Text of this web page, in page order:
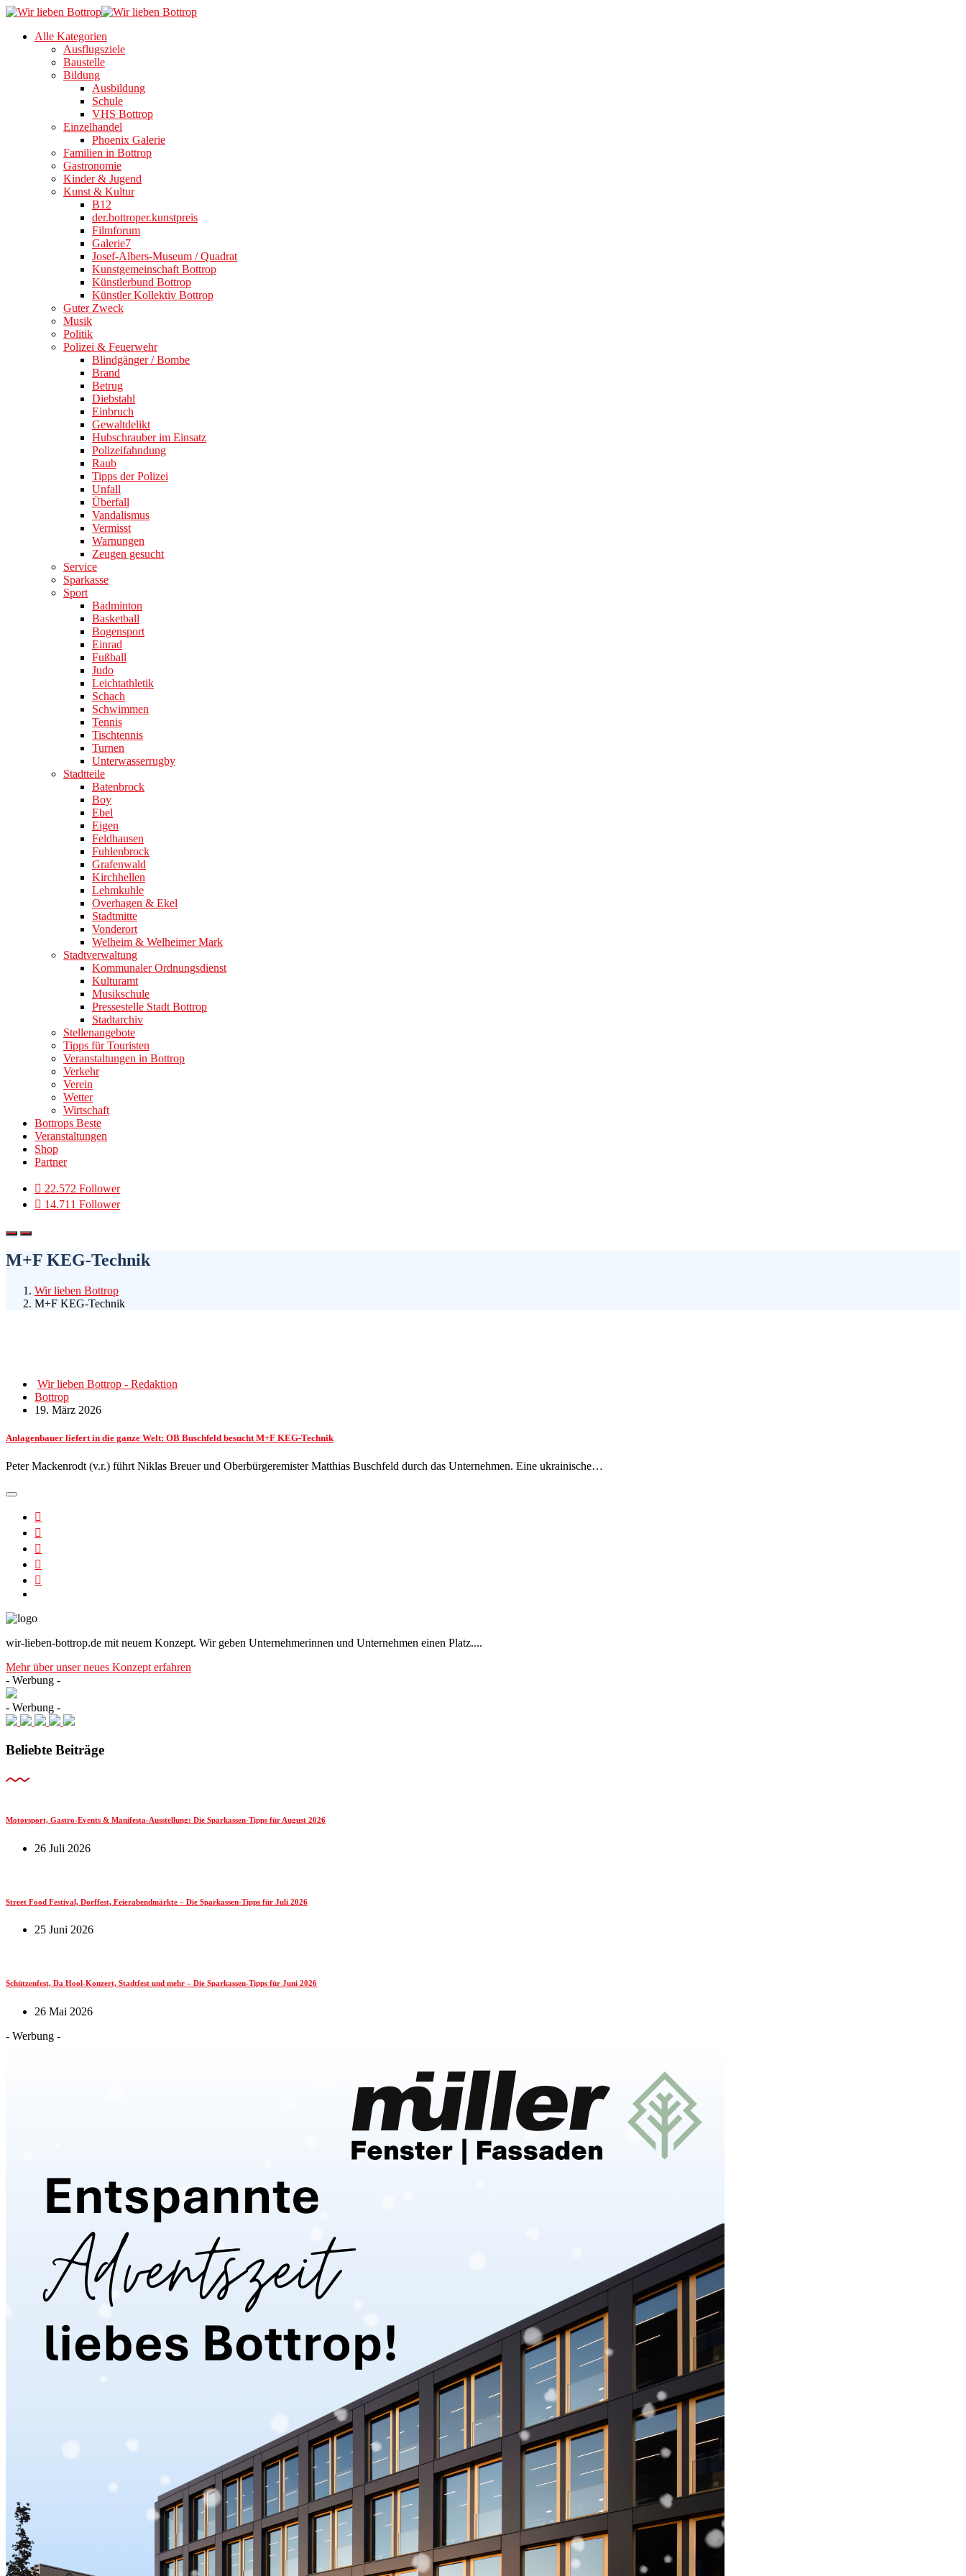
Alle Kategorien
Ausflugsziele
Baustelle
Bildung
Ausbildung
Schule
VHS Bottrop
Einzelhandel
Phoenix Galerie
Familien in Bottrop
Gastronomie
Kinder & Jugend
Kunst & Kultur
B12
der.bottroper.kunstpreis
Filmforum
Galerie7
Josef-Albers-Museum / Quadrat
Kunstgemeinschaft Bottrop
Künstlerbund Bottrop
Künstler Kollektiv Bottrop
Guter Zweck
Musik
Politik
Polizei & Feuerwehr
Blindgänger / Bombe
Brand
Betrug
Diebstahl
Einbruch
Gewaltdelikt
Hubschrauber im Einsatz
Polizeifahndung
Raub
Tipps der Polizei
Unfall
Überfall
Vandalismus
Vermisst
Warnungen
Zeugen gesucht
Service
Sparkasse
Sport
Badminton
Basketball
Bogensport
Einrad
Fußball
Judo
Leichtathletik
Schach
Schwimmen
Tennis
Tischtennis
Turnen
Unterwasserrugby
Stadtteile
Batenbrock
Boy
Ebel
Eigen
Feldhausen
Fuhlenbrock
Grafenwald
Kirchhellen
Lehmkuhle
Overhagen & Ekel
Stadtmitte
Vonderort
Welheim & Welheimer Mark
Stadtverwaltung
Kommunaler Ordnungsdienst
Kulturamt
Musikschule
Pressestelle Stadt Bottrop
Stadtarchiv
Stellenangebote
Tipps für Touristen
Veranstaltungen in Bottrop
Verkehr
Verein
Wetter
Wirtschaft
Bottrops Beste
Veranstaltungen
Shop
Partner
22.572 Follower
14.711 Follower
M+F KEG-Technik
Wir lieben Bottrop
M+F KEG-Technik
Wir lieben Bottrop - Redaktion
Bottrop
19. März 2026
Anlagenbauer liefert in die ganze Welt: OB Buschfeld besucht M+F KEG-Technik
Peter Mackenrodt (v.r.) führt Niklas Breuer und Oberbürgeremister Matthias Buschfeld durch das Unternehmen. Eine ukrainische…
wir-lieben-bottrop.de mit neuem Konzept. Wir geben Unternehmerinnen und Unternehmen einen Platz....
Mehr über unser neues Konzept erfahren
- Werbung -
- Werbung -
Beliebte Beiträge
Motorsport, Gastro-Events & Manifesta-Ausstellung: Die Sparkassen-Tipps für August 2026
26 Juli 2026
Street Food Festival, Dorffest, Feierabendmärkte – Die Sparkassen-Tipps für Juli 2026
25 Juni 2026
Schützenfest, Da Hool-Konzert, Stadtfest und mehr – Die Sparkassen-Tipps für Juni 2026
26 Mai 2026
- Werbung -